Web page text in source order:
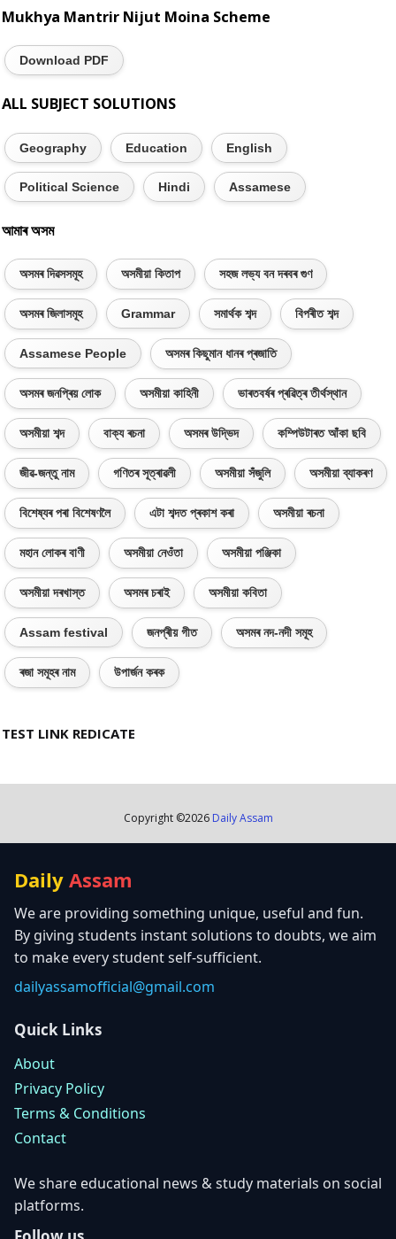
Mukhya Mantrir Nijut Moina Scheme
Download PDF
ALL SUBJECT SOLUTIONS
Geography Education English
Political Science Hindi Assamese
আমাৰ অসম
অসমৰ দিৱসসমূহ অসমীয়া কিতাপ সহজ লভ্য বন দৰবৰ গুণ
অসমৰ জিলাসমূহ Grammar সমাৰ্থক শব্দ বিপৰীত শব্দ
Assamese People অসমৰ কিছুমান ধানৰ প্ৰজাতি
অসমৰ জনপ্ৰিয় লোক অসমীয়া কাহিনী ভাৰতবৰ্ষৰ প্ৰৱিত্ৰ তীৰ্থস্থান
অসমীয়া শব্দ বাক্য ৰচনা অসমৰ উদ্ভিদ কম্পিউটাৰত আঁকা ছবি
জীৱ-জন্তু নাম গণিতৰ সূত্ৰাৱলী অসমীয়া সঁজুলি অসমীয়া ব্যাকৰণ
বিশেষ্যৰ পৰা বিশেষণলৈ এটা শব্দত প্ৰকাশ কৰা অসমীয়া ৰচনা
মহান লোকৰ বাণী অসমীয়া নেওঁতা অসমীয়া পঞ্জিকা
অসমীয়া দৰখাস্ত অসমৰ চৰাই অসমীয়া কবিতা
Assam festival জনপ্ৰীয় গীত অসমৰ নদ-নদী সমূহ
ৰজা সমূহৰ নাম উপাৰ্জন কৰক
TEST LINK REDICATE
Copyright ©2026 Daily Assam
Daily Assam
We are providing something unique, useful and fun.
By giving students instant solutions to doubts, we aim
to make every student self-sufficient.
dailyassamofficial@gmail.com
Quick Links
About
Privacy Policy
Terms & Conditions
Contact
We share educational news & study materials on social
platforms.